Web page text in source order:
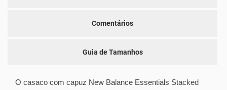
Comentários
Guia de Tamanhos
O casaco com capuz New Balance Essentials Stacked